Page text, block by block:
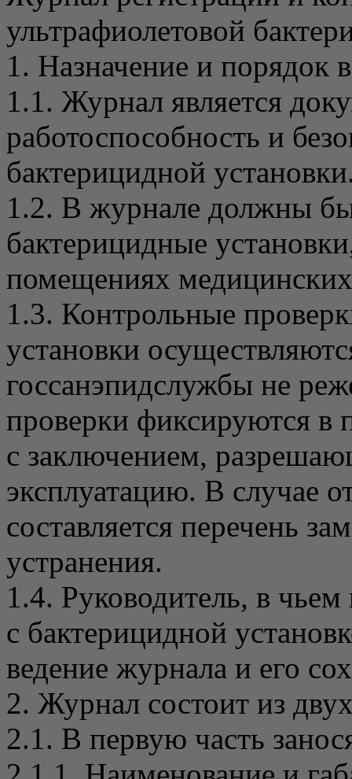
ультрафиолетовой
1. Назначение и порядок
1.1. Журнал является
работоспособность и
бактерицидной
1.2. В журнале должны
бактерицидные
помещениях
1.3. Контрольные
установки
госсанэпидслужбы не
проверки фиксируются в
с заключением,
эксплуатацию. В случае
составляется перечень
устранения.
1.4. Руководитель, в
с бактерицидной
ведение журнала и его
2. Журнал состоит из
2.1. В первую часть